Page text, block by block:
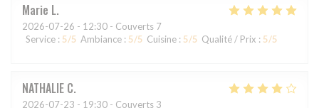
Marie L
2026-07-26 - 12:30 - Couverts 7
Service : 5/5 Ambiance : 5/5 Cuisine : 5/5 Qualité / Prix : 5/5
NATHALIE C
2026-07-23 - 19:30 - Couverts 3